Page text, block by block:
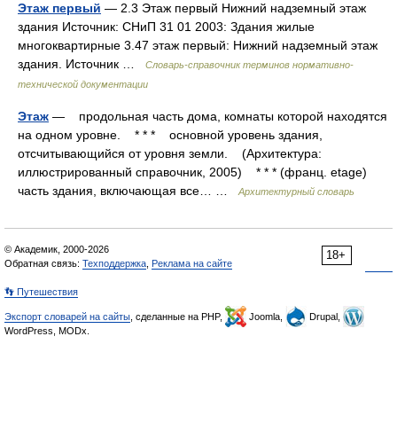
Этаж первый — 2.3 Этаж первый Нижний надземный этаж
здания Источник: СНиП 31 01 2003: Здания жилые
многоквартирные 3.47 этаж первый: Нижний надземный этаж
здания. Источник …
Словарь-справочник терминов нормативно-
технической документации
Этаж — продольная часть дома, комнаты которой находятся
на одном уровне. * * * основной уровень здания,
отсчитывающийся от уровня земли. (Архитектура:
иллюстрированный справочник, 2005) * * * (франц. etage)
часть здания, включающая все… …
Архитектурный словарь
18+
© Академик, 2000-2026
Обратная связь: Техподдержка Реклама на сайте
👣 Путешествия
Экспорт словарей на сайты , сделанные на PHP, Joomla,
Drupal,
WordPress, MODx.